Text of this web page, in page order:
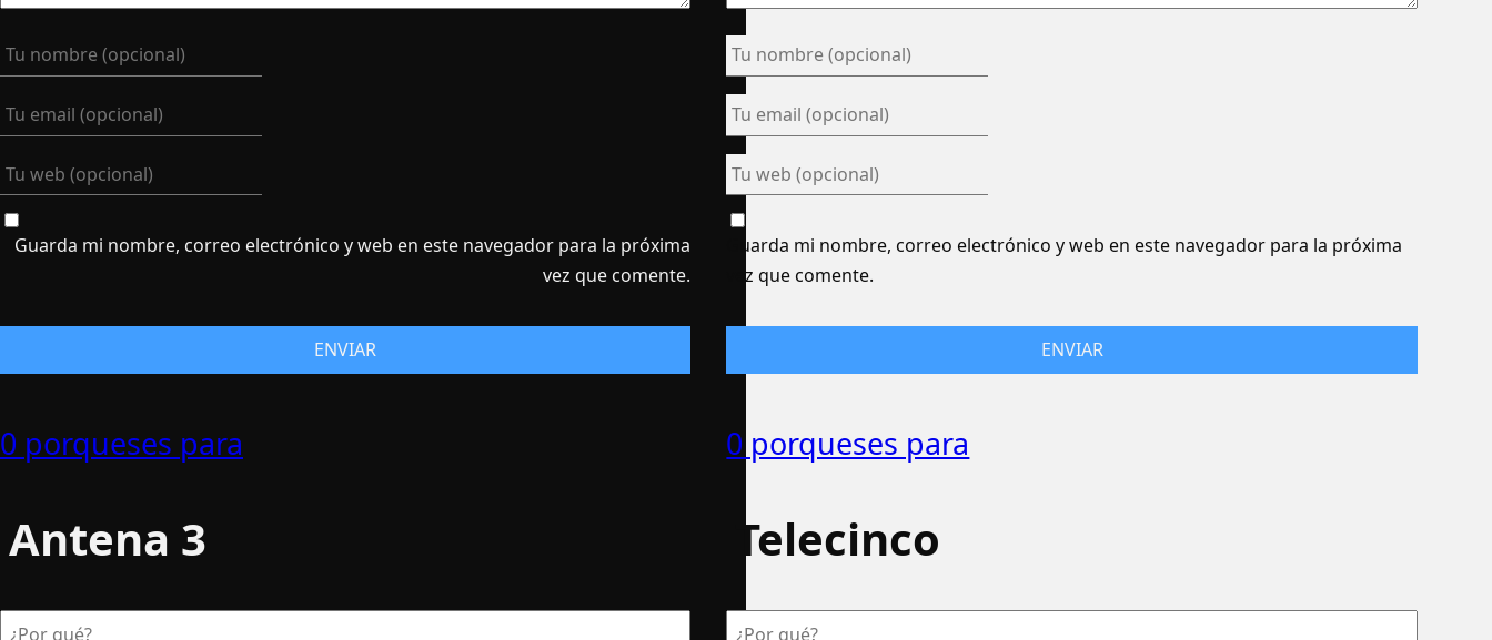
Guarda mi nombre, correo electrónico y web en este navegador para la próxima
vez que comente.
Guarda mi nombre, correo electrónico y web en este navegador para la próxima
vez que comente.
0 porqueses para
Antena 3
0 porqueses para
Telecinco